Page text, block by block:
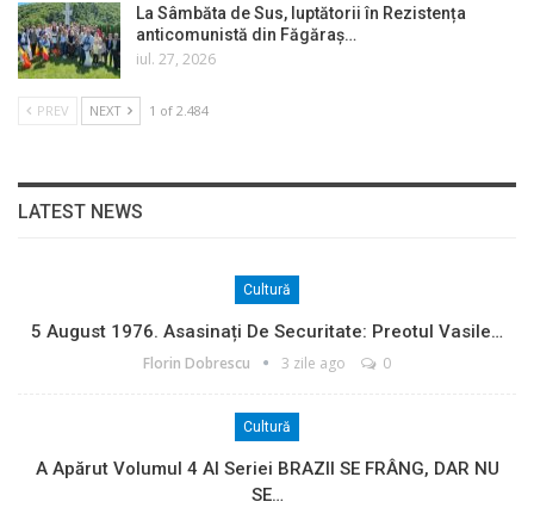
La Sâmbăta de Sus, luptătorii în Rezistența
anticomunistă din Făgăraș…
iul. 27, 2026
PREV NEXT 1 of 2.484
LATEST NEWS
Cultură
5 August 1976. Asasinați De Securitate: Preotul Vasile…
Florin Dobrescu 3 zile ago 0
Cultură
A Apărut Volumul 4 Al Seriei BRAZII SE FRÂNG, DAR NU
SE…